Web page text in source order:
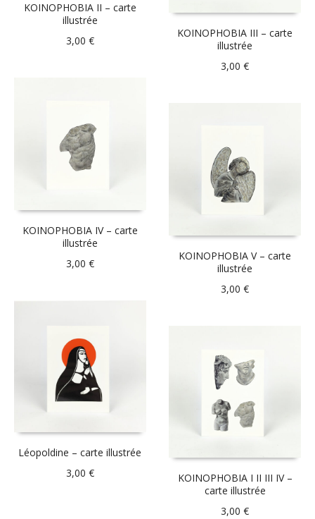
KOINOPHOBIA II – carte
illustrée
3,00 €
KOINOPHOBIA III – carte
illustrée
3,00€
KOINOPHOBIA IV – carte
illustrée
3,00 €
KOINOPHOBIA V – carte
illustrée
3,00€
Léopoldine – carte illustrée
3,00 €
KOINOPHOBIA I II III IV –
carte illustrée
3,00€